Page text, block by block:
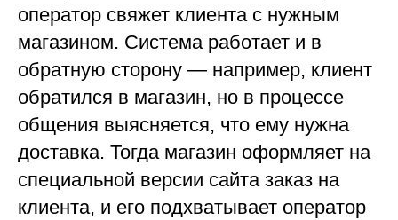
оператор свяжет клиента с нужным
магазином. Система работает и в
обратную сторону — например, клиент
обратился в магазин, но в процессе
общения выясняется, что ему нужна
доставка. Тогда магазин оформляет на
специальной версии сайта заказ на
клиента, и его подхватывает оператор